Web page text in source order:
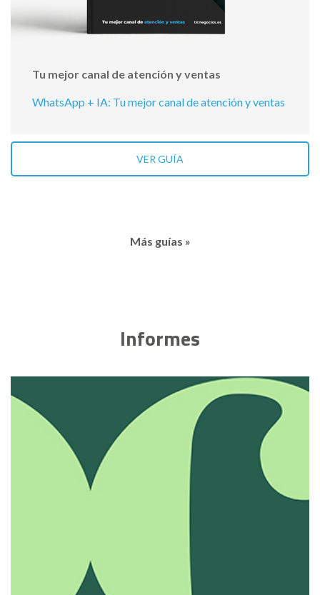
Tu mejor canal de atención y ventas
WhatsApp + IA: Tu mejor canal de atención y ventas
VER GUÍA
Más guías »
Informes